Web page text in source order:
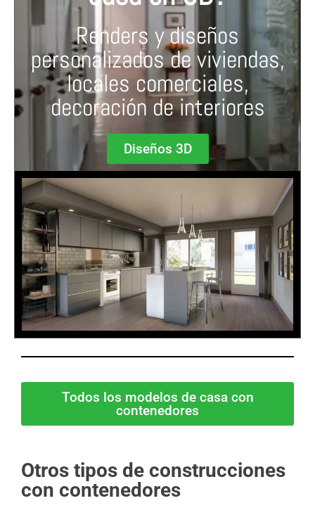
Renders y diseños
personalizados de viviendas,
locales comerciales,
decoración de interiores
Diseños 3D
Todos los modelos de casa con
contenedores
Otros tipos de construcciones
con contenedores